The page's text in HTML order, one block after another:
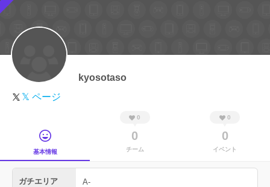
kyosotaso
𝕏 ページ
基本情報
0
0
チーム
0
0
イベント
ガチエリア A-